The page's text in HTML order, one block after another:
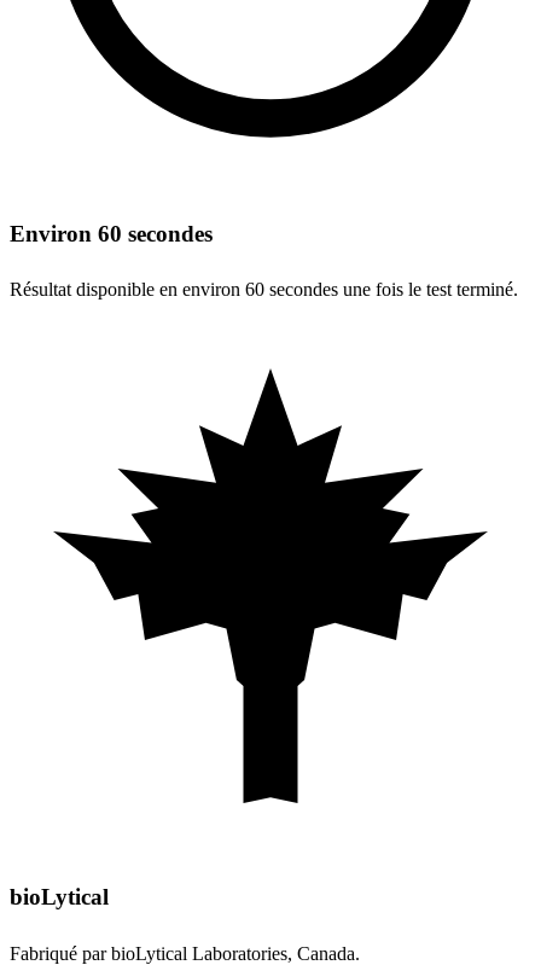
Environ 60 secondes
Résultat disponible en environ 60 secondes une fois le test terminé.
bioLytical
Fabriqué par bioLytical Laboratories, Canada.